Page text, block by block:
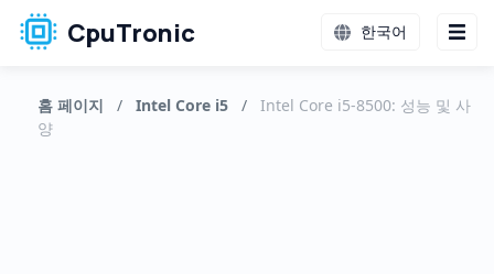
CpuTronic 한국어
홈 페이지 / Intel Core i5 /
Intel Core i5-8500: 성능 및 사
양